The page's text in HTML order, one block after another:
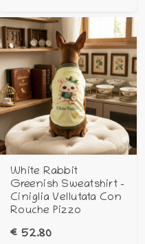
White Rabbit
Greenish Sweatshirt -
Ciniglia Vellutata Con
Rouche Pizzo
€ 52.80